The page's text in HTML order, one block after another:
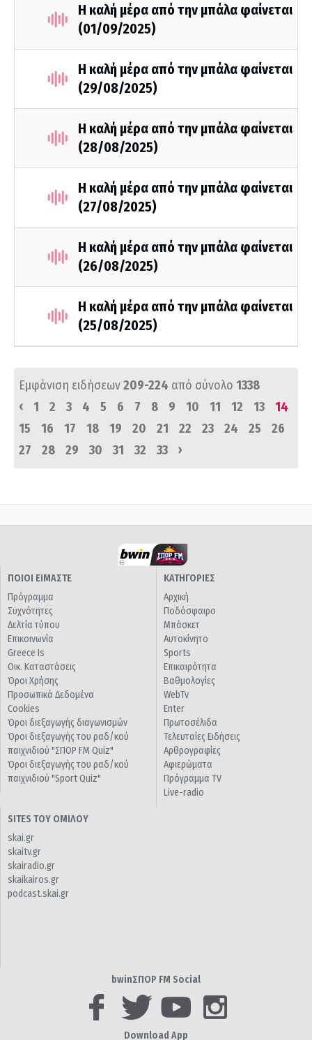
Η καλή μέρα από την μπάλα φαίνεται
(01/09/2025)
Η καλή μέρα από την μπάλα φαίνεται
(29/08/2025)
Η καλή μέρα από την μπάλα φαίνεται
(28/08/2025)
Η καλή μέρα από την μπάλα φαίνεται
(27/08/2025)
Η καλή μέρα από την μπάλα φαίνεται
(26/08/2025)
Η καλή μέρα από την μπάλα φαίνεται
(25/08/2025)
Εμφάνιση ειδήσεων209-224 από σύνολο 1338
‹
1 2 3 4 5 6 7 8 9 10 11 12 13
14
15
16 17 18 19 20 21 22 23 24 25
26
27
28 29 30 31 32 33 ›
ΠΟΙΟΙ ΕΙΜΑΣΤΕ
Πρόγραμμα
Συχνότητες
Δελτία τύπου
Επικοινωνία
Greece Is
Οικ. Καταστάσεις
Όροι Χρήσης
Προσωπικά Δεδομένα
Cookies
Όροι διεξαγωγής διαγωνισμών
Όροι διεξαγωγής του ραδ/κού
παιχνιδιού "ΣΠΟΡ FM Quiz"
Όροι διεξαγωγής του ραδ/κού
παιχνιδιού "Sport Quiz"
ΚΑΤΗΓΟΡΙΕΣ
Αρχική
Ποδόσφαιρο
Μπάσκετ
Αυτοκίνητο
Sports
Επικαιρότητα
Βαθμολογίες
WebTv
Enter
Πρωτοσέλιδα
Τελευταίες Ειδήσεις
Αρθρογραφίες
Αφιερώματα
Πρόγραμμα TV
Live-radio
SITES ΤΟΥ ΟΜΙΛΟΥ
skai.gr
skaitv.gr
skairadio.gr
skaikairos.gr
podcast.skai.gr
bwinΣΠΟΡ FM Social
Download App